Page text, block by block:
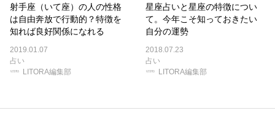
射手座（いて座）の人の性格
は自由奔放で行動的？特徴を
知れば良好関係になれる
2019.01.07
占い
LITORA編集部
星座占いと星座の特徴につい
て。今年こそ知っておきたい
自分の運勢
2018.07.23
占い
LITORA編集部